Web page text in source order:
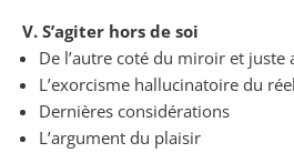
V. S’agiter hors de soi
De l’autre coté du miroir et juste
L’exorcisme hallucinatoire du réel
Dernières considérations
L’argument du plaisir